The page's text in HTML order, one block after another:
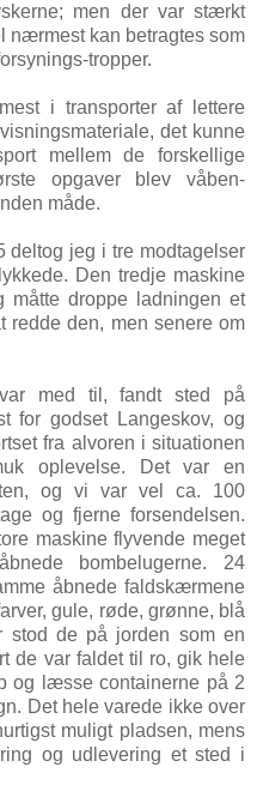
men der var stærkt
nærmest kan betragtes som
tropper.
i transporter af lettere
det kunne
mellem de forskellige
opgaver blev våben-
måde.
deltog jeg i tre modtagelser
Den tredje maskine
måtte droppe ladningen et
redde den, men senere om
med til, fandt sted på
for godset Langeskov, og
fra alvoren i situationen
oplevelse. Det var en
og vi var vel ca. 100
og fjerne forsendelsen.
maskine flyvende meget
bombelugerne. 24
åbnede faldskærmene
gule, røde, grønne, blå
stod de på jorden som en
de var faldet til ro, gik hele
og læsse containerne på 2
Det hele varede ikke over
muligt pladsen, mens
og udlevering et sted i